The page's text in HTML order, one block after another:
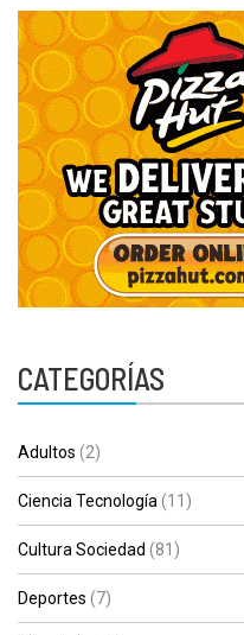
CATEGORÍAS
Adultos (2)
Ciencia Tecnología (11)
Cultura Sociedad (81)
Deportes (7)